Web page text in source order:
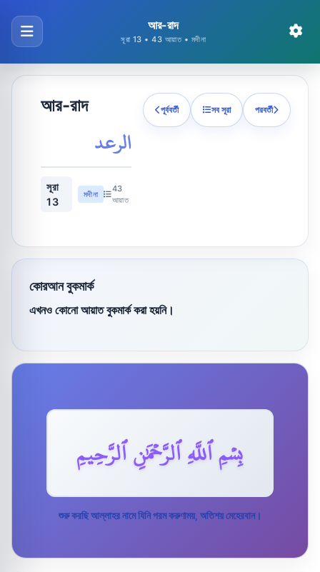
আর-রাদ
সূরা 13 • 43 আয়াত • মদীনা
আর-রাদ
الرعد
সূরা
13
মদীনা
43
আয়াত
পূর্ববর্তী সব সূরা পরবর্তী
কোরআন বুকমার্ক
এখনও কোনো আয়াত বুকমার্ক করা হয়নি।
بِسۡمِ ٱللَّهِ ٱلرَّحۡمَٰنِ ٱلرَّحِيمِ
শুরু করছি আল্লাহর নামে যিনি পরম করুণাময়, অতিশয় মেহেরবান।